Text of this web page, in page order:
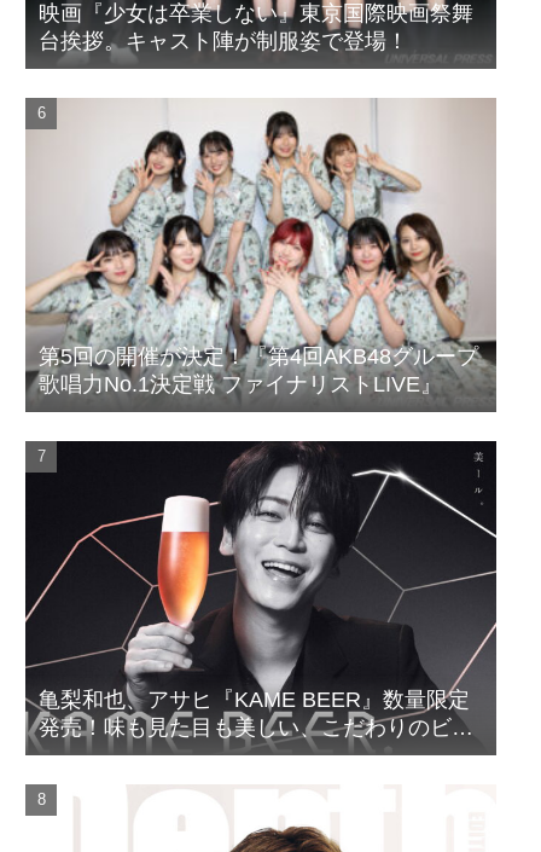
映画『少女は卒業しない』東京国際映画祭舞
台挨拶。キャスト陣が制服姿で登場！
第5回の開催が決定！『第4回AKB48グループ
歌唱力No.1決定戦 ファイナリストLIVE』
亀梨和也、アサヒ『KAME BEER』数量限定
発売！味も見た目も美しい、こだわりのビー
ルがついに完成